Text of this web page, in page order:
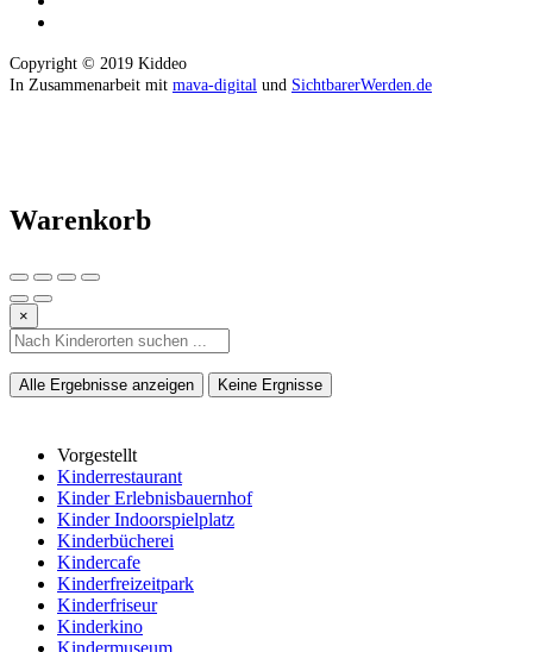
Copyright © 2019 Kiddeo
In Zusammenarbeit mit mava-digital und SichtbarerWerden.de
Warenkorb
×
Alle Ergebnisse anzeigen Keine Ergnisse
Vorgestellt
Kinderrestaurant
Kinder Erlebnisbauernhof
Kinder Indoorspielplatz
Kinderbücherei
Kindercafe
Kinderfreizeitpark
Kinderfriseur
Kinderkino
Kindermuseum